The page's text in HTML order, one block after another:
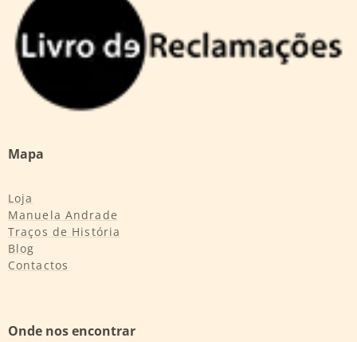
Mapa
Loja
Manuela Andrade
Traços de História
Blog
Contactos
Onde nos encontrar